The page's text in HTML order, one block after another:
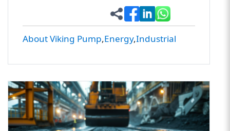
About Viking Pump Energy Industrial